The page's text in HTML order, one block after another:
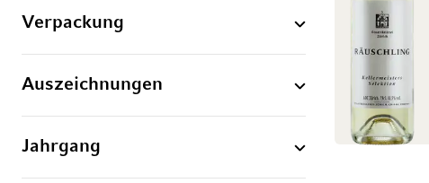
Verpackung
Auszeichnungen
Jahrgang